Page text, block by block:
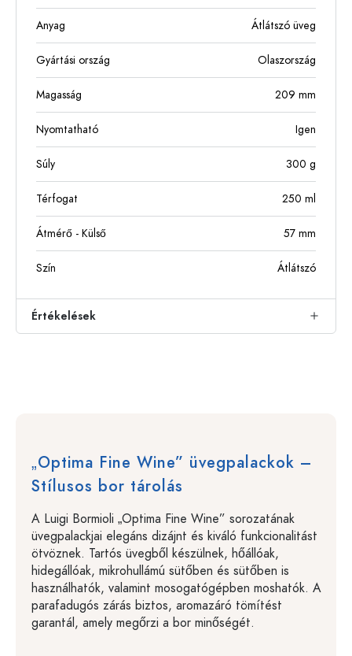
Anyag Átlátszó üveg
Gyártási ország Olaszország
Magasság 209 mm
Nyomtatható Igen
Súly 300 g
Térfogat 250 ml
Átmérő - Külső 57 mm
Szín Átlátszó
Értékelések
„Optima Fine Wine” üvegpalackok –
Stílusos bor tárolás
A Luigi Bormioli „Optima Fine Wine” sorozatának
üvegpalackjai elegáns dizájnt és kiváló funkcionalitást
ötvöznek. Tartós üvegből készülnek, hőállóak,
hidegállóak, mikrohullámú sütőben és sütőben is
használhatók, valamint mosogatógépben moshatók. A
parafadugós zárás biztos, aromazáró tömítést
garantál, amely megőrzi a bor minőségét.